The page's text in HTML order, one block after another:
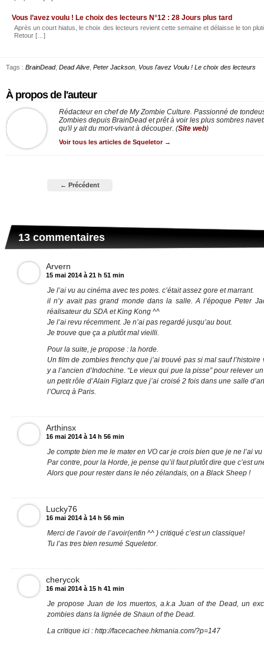
Vous l’avez voulu ! Le choix des lecteurs N°12 : 28 Jours plus tard
Après un court hiatus, le choix des lecteurs revient cette semaine et délaisse le ton
Retour […]
Tags : BrainDead, Dead Alive Peter Jackson Vous l'avez Voulu ! Le choix des lecteurs
À propos de l'auteur
Rédacteur en chef de My Zombie Culture. Passionné de
Zombies depuis BrainDead et prêt à voir les plus sombres
qu'il y ait du mort-vivant à découper. (Site web)
Voir tous les articles de Squeletor →
← Précédent
13 commentaires
Arvern
15 mai 2014 à 21 h 51 min
Je l’ai vu au cinéma avec tes potes. c’était assez gore et marrant.
il n’y avait pas grand monde dans la salle. A l’époque Peter
réalisateur du SDA et King Kong ^^
Je l’ai revu récemment. Je n’ai pas regardé jusqu’au bout.
Je trouve que ça a plutôt mal vieilli.
Pour la suite, je propose : la horde.
Un film de zombies frenchy que j’ai trouvé pas si mal sauf
y a l’ancien d’Indochine. “Le vieux qui pue la pisse” pour relever
un petit rôle d’Alain Figlarz que j’ai croisé 2 fois dans une salle
l’Ourcq à Paris.
Arthinsx
16 mai 2014 à 14 h 56 min
Je compte bien me le mater en VO car je crois bien que je ne l’ai vu
Par contre, pour la Horde, je pense qu’il faut plutôt dire que c’est
Alors que pour rester dans le néo zélandais, on a Black Sheep !
Lucky76
16 mai 2014 à 14 h 56 min
Merci de l’avoir de l’avoir(enfin ^^ ) critiqué c’est un classique!
Tu l’as tres bien resumé Squeletor.
cherycok
16 mai 2014 à 15 h 41 min
Je propose Juan de los muertos, a.k.a Juan of the Dead, un
zombies dans la lignée de Shaun of the Dead.
La critique ici : http://facecachee.hkmania.com/?p=147